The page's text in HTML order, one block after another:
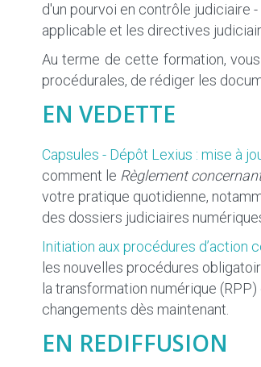
d'un pourvoi en contrôle judiciaire
applicable et les directives
Au terme de cette formation,
procédurales, de rédiger les
EN VEDETTE
Capsules - Dépôt Lexius : mise à
comment le Règlement
votre pratique quotidienne,
des dossiers judiciaires
Initiation aux procédures d’action
les nouvelles procédures
la transformation numérique
changements dès maintenant.
EN REDIFFUSION